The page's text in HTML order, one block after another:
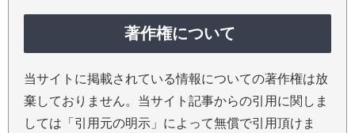
著作権について
当サイトに掲載されている情報についての著作権は放
棄しておりません。当サイト記事からの引用に関しま
しては「引用元の明示」によって無償で引用頂けま